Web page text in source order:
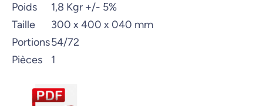
Poids
1,8 Kgr +/- 5%
Taille
300 x 400 x 040 mm
Portions54/72
Pièces
1